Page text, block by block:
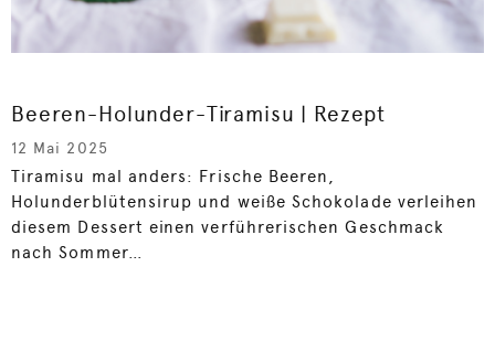
Beeren-Holunder-Tiramisu | Rezept
12 Mai 2025
Tiramisu mal anders: Frische Beeren,
Holunderblütensirup und weiße Schokolade verleihen
diesem Dessert einen verführerischen Geschmack
nach Sommer…